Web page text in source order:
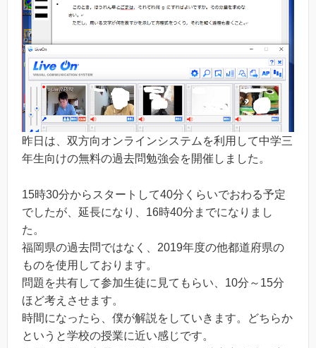
昨日は、双方向オンラインシステムを利用して中学三
年生向けの無料の過去問勉強会を開催しました。
15時30分からスタートして40分くらいでおわる予定
でしたが、延長になり、16時40分までになりまし
た。
福岡県の過去問ではなく、2019年度の他都道府県の
ものを使用しております。
問題を共有して参加生徒に見てもらい、10分～15分
ほど考えさせます。
時間になったら、僕が解説をしていきます。どちらか
というと学校の授業に近い感じです。